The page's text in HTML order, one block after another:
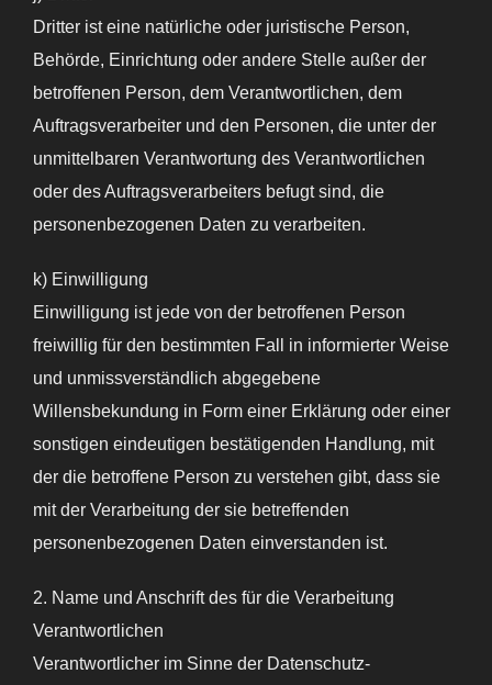
Dritter ist eine natürliche oder juristische Person,
Behörde, Einrichtung oder andere Stelle außer der
betroffenen Person, dem Verantwortlichen, dem
Auftragsverarbeiter und den Personen, die unter der
unmittelbaren Verantwortung des Verantwortlichen
oder des Auftragsverarbeiters befugt sind, die
personenbezogenen Daten zu verarbeiten.
k) Einwilligung
Einwilligung ist jede von der betroffenen Person
freiwillig für den bestimmten Fall in informierter Weise
und unmissverständlich abgegebene
Willensbekundung in Form einer Erklärung oder einer
sonstigen eindeutigen bestätigenden Handlung, mit
der die betroffene Person zu verstehen gibt, dass sie
mit der Verarbeitung der sie betreffenden
personenbezogenen Daten einverstanden ist.
2. Name und Anschrift des für die Verarbeitung
Verantwortlichen
Verantwortlicher im Sinne der Datenschutz-